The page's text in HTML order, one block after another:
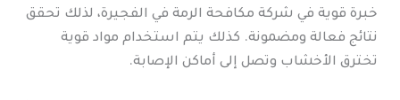
خبرة قوية في شركة مكافحة الرمة في الفجيرة، لذلك تحقق
نتائج فعالة ومضمونة. كذلك يتم استخدام مواد قوية
تخترق الأخشاب وتصل إلى أماكن الإصابة.